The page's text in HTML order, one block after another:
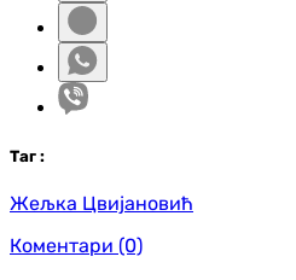
Таг :
Жељка Цвијановић
Коментари (0)